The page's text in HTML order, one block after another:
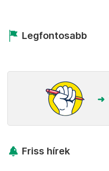
Legfontosabb
Friss hírek